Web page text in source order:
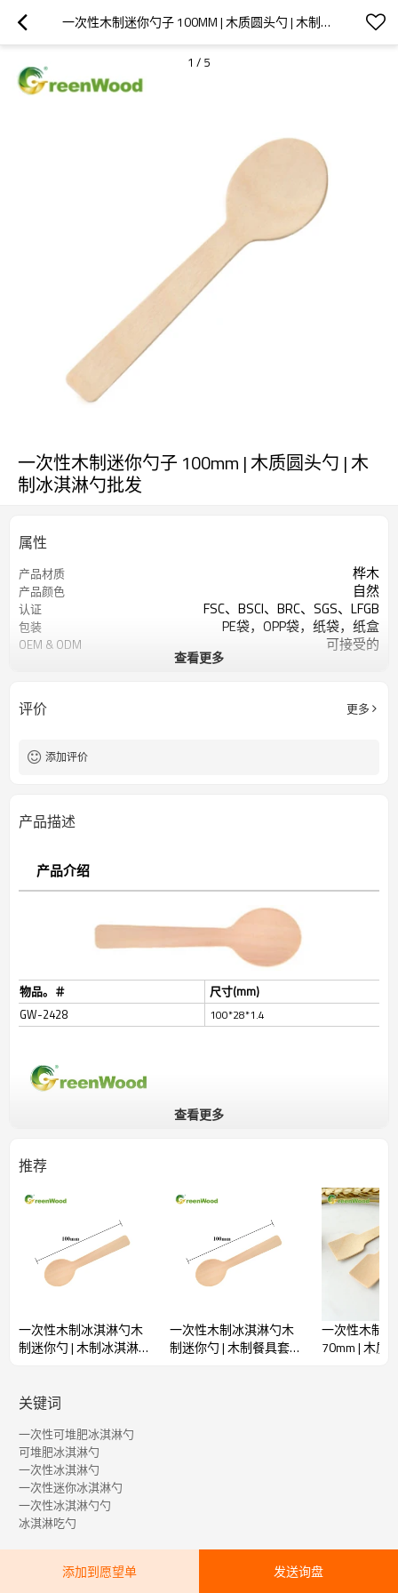
一次性木制迷你勺子 100MM | 木质圆头勺 | 木制冰淇淋勺批发
1 / 5
一次性木制迷你勺子 100mm | 木质圆头勺 | 木
制冰淇淋勺批发
属性
产品材质 桦木
产品颜色 自然
认证 FSC、BSCI、BRC、SGS、LFGB
包装 PE袋，OPP袋，纸袋，纸盒
OEM & ODM 可接受的
用法
最小起订量 每件 100,000 件
查看更多
评价 更多
添加评价
产品描述
产品介绍
物品。＃
尺寸(mm)
GW-2428
100*28*1.4
查看更多
推荐
一次性木制冰淇淋勺木
制迷你勺 | 木制冰淇淋勺
一次性木制冰淇淋勺木
制迷你勺 | 木制餐具套装
一次性木制
70mm | 木质
关键词
一次性可堆肥冰淇淋勺
可堆肥冰淇淋勺
一次性冰淇淋勺
一次性迷你冰淇淋勺
一次性冰淇淋勺勺
冰淇淋吃勺
添加到愿望单 发送询盘